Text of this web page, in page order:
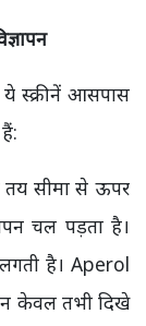
स्क्रीनें आसपास
सीमा से ऊपर
चल पड़ता है।
लगती है। Aperol
केवल तभी दिखे